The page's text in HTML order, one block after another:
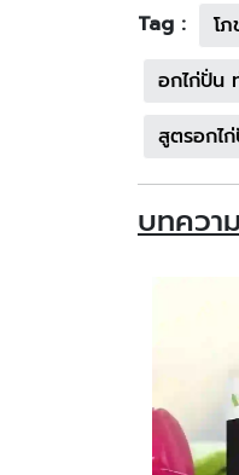
Tag : โ
อกไก่ปั่น
สูตรอกไ
บทควา